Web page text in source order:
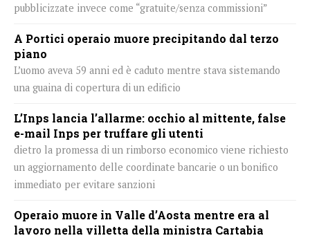
pubblicizzate invece come “gratuite/senza commissioni”
A Portici operaio muore precipitando dal terzo
piano
L’uomo aveva 59 anni ed è caduto mentre stava sistemando
una guaina di copertura di un edificio
L’Inps lancia l’allarme: occhio al mittente, false
e-mail Inps per truffare gli utenti
dietro la promessa di un rimborso economico viene richiesto
un aggiornamento delle coordinate bancarie o un bonifico
immediato per evitare sanzioni
Operaio muore in Valle d’Aosta mentre era al
lavoro nella villetta della ministra Cartabia